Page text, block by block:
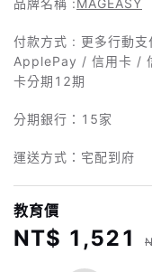
付款方式 : 更多行動
ApplePay / 信用卡 /
卡分期12期
分期銀行： 15家
運送方式：宅配到府
教育價
NT$ 1,521